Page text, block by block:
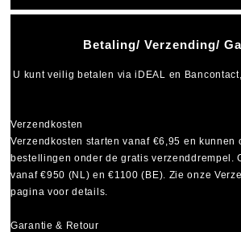
Betaling/ Verzending/
U kunt veilig betalen viaiDEAL en Bancontact
Verzendkosten
Verzendkosten starten vanaf €6,95 en kunnen
bestellingen onder de gratis verzenddrempel.
vanaf €950 (NL) en €1100 (BE). Zie onze
pagina voor details.
Garantie & Retour